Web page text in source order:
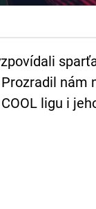
nám
ligu i